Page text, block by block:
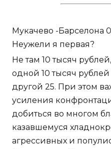
Мукачево -Барселона
Неужели я первая?
Не там 10 тысяч
одной 10 тысяч
другой 25. При этом
усиления
добиться во многом
казавшемуся
агрессивных и